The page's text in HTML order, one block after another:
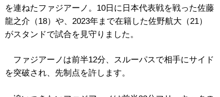
を連ねたファジアーノ。10日に日本代表戦を戦った佐藤
龍之介（18）や、2023年まで在籍した佐野航大（21）
がスタンドで試合を見守りました。
ファジアーノは前半12分、スルーパスで相手にサイド
を突破され、先制点を許します。